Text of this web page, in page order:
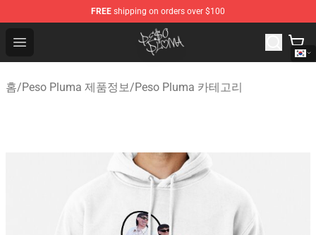
FREE shipping on orders over $100
Open menu
Peso Pluma Store - Official Peso Pluma Merchandise
홈/Peso Pluma 제품정보/Peso Pluma 카테고리